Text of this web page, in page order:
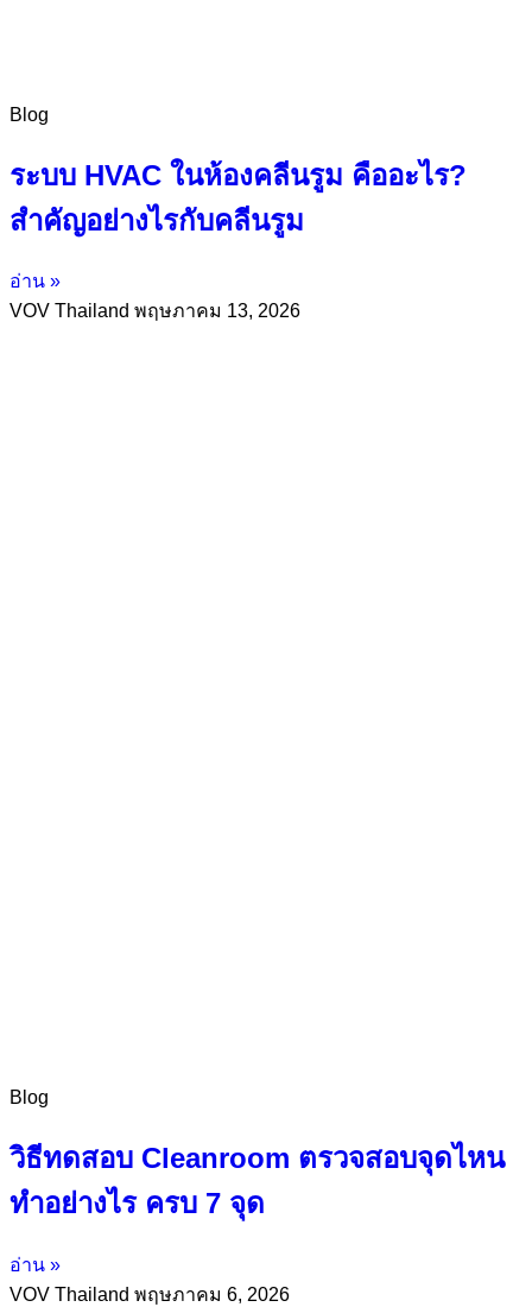
Blog
ระบบ HVAC ในห้องคลีนรูม คืออะไร?
สำคัญอย่างไรกับคลีนรูม
อ่าน »
VOV Thailand พฤษภาคม 13, 2026
Blog
วิธีทดสอบ Cleanroom ตรวจสอบจุดไหน
ทำอย่างไร ครบ 7 จุด
อ่าน »
VOV Thailand พฤษภาคม 6, 2026